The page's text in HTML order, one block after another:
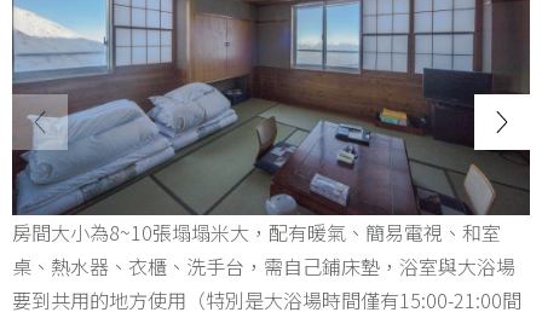
房間大小為8~10張塌塌米大，配有暖氣、簡易電視、和室
桌、熱水器、衣櫃、洗手台，需自己鋪床墊，浴室與大浴場
要到共用的地方使用（特別是大浴場時間僅有15:00-21:00間